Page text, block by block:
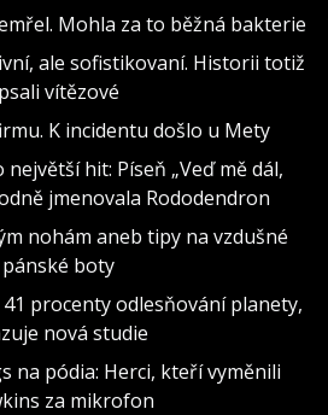
Mohla za to běžná bakterie
ale sofistikovaní. Historii totiž
psali vítězové
K incidentu došlo u Mety
hit: Píseň „Veď mě dál,
jmenovala Rododendron
nohám aneb tipy na vzdušné
pánské boty
procenty odlesňování planety,
nová studie
na pódia: Herci, kteří vyměnili
za mikrofon